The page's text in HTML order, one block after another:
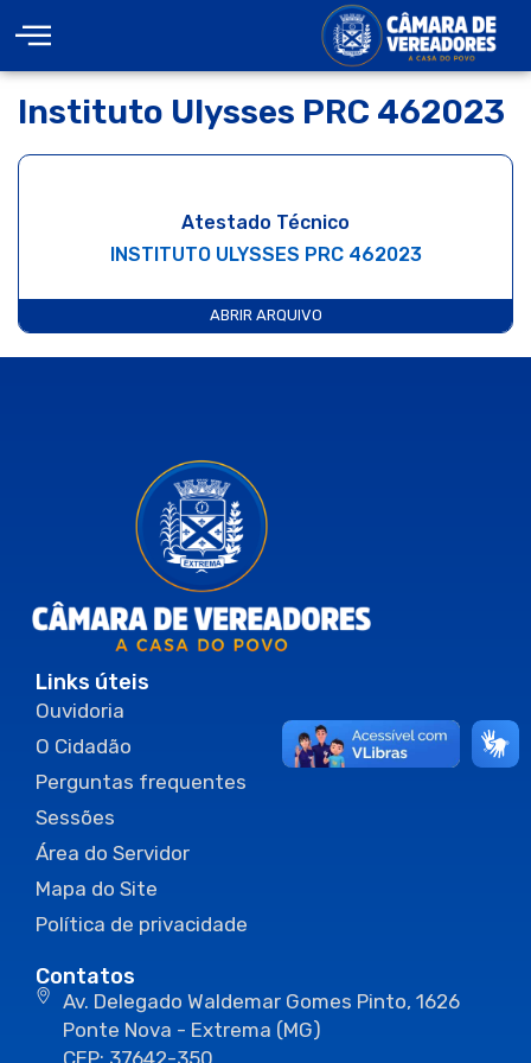
Instituto Ulysses PRC 462023
Atestado Técnico
INSTITUTO ULYSSES PRC 462023
ABRIR ARQUIVO
Links úteis
Ouvidoria
O Cidadão
Perguntas frequentes
Sessões
Área do Servidor
Mapa do Site
Política de privacidade
Contatos
Av. Delegado Waldemar Gomes Pinto, 1626
Ponte Nova - Extrema (MG)